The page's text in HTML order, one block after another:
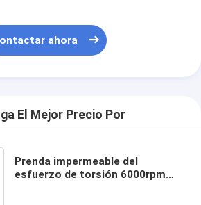
ahora
El Mejor Precio Por
Prenda impermeable del
esfuerzo de torsión 6000rpm